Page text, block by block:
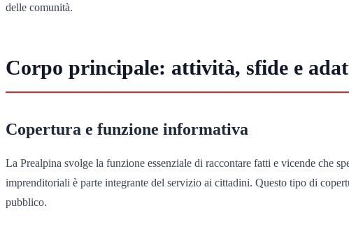
delle comunità.
Corpo principale: attività, sfide e
Copertura e funzione informativa
La Prealpina svolge la funzione essenziale di raccontare fatti e vicende che
imprenditoriali è parte integrante del servizio ai cittadini. Questo tipo di
pubblico.